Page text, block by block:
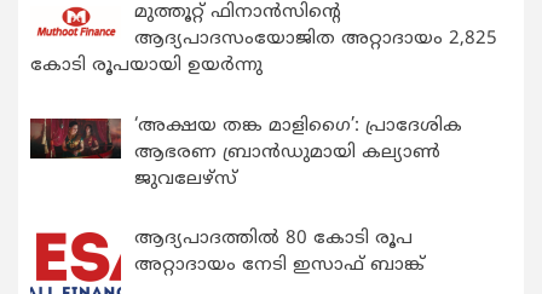
മുത്തൂറ്റ് ഫിനാൻസിന്റെ
ആദ്യപാദസംയോജിത അറ്റാദായം 2,825
കോടി രൂപയായി ഉയർന്നു
‘അക്ഷയ തങ്ക മാളിഗൈ’: പ്രാദേശിക
ആഭരണ ബ്രാന്‍ഡുമായി കല്യാണ്‍
ജുവലേഴ്‌സ്
ആദ്യപാദത്തിൽ 80 കോടി രൂപ
അറ്റാദായം നേടി ഇസാഫ് ബാങ്ക്